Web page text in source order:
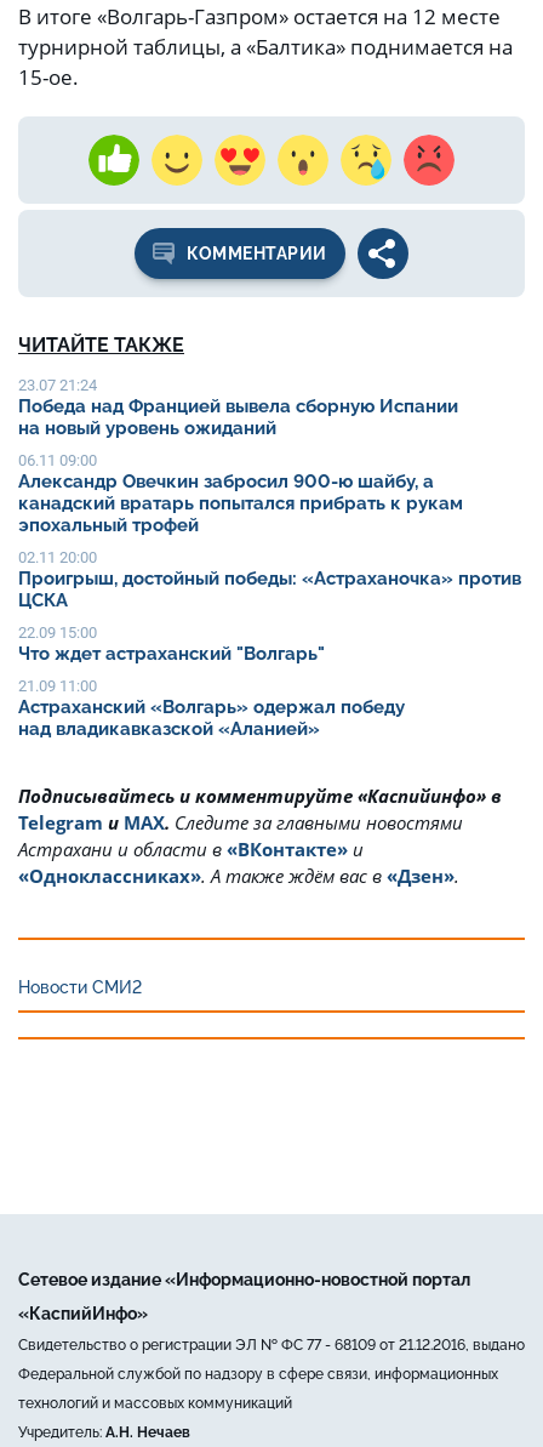
В итоге «Волгарь-Газпром» остается на 12 месте
турнирной таблицы, а «Балтика» поднимается на
15-ое.
КОММЕНТАРИИ
ЧИТАЙТЕ ТАКЖЕ
23.07 21:24
Победа над Францией вывела сборную Испании
на новый уровень ожиданий
06.11 09:00
Александр Овечкин забросил 900-ю шайбу, а
канадский вратарь попытался прибрать к рукам
эпохальный трофей
02.11 20:00
Проигрыш, достойный победы: «Астраханочка» против
ЦСКА
22.09 15:00
Что ждет астраханский "Волгарь"
21.09 11:00
Астраханский «Волгарь» одержал победу
над владикавказской «Аланией»
Подписывайтесь и комментируйте «Каспийинфо» в
Telegram и MAX. Cледите за главными новостями
Астрахани и области в «ВКонтакте» и
«Одноклассниках». А также ждём вас в «Дзен».
Новости СМИ2
Сетевое издание «Информационно-новостной портал
«КаспийИнфо»
Свидетельство о регистрации ЭЛ № ФС 77 - 68109 от 21.12.2016, выдано
Федеральной службой по надзору в сфере связи, информационных
технологий и массовых коммуникаций
Учредитель: А.Н. Нечаев